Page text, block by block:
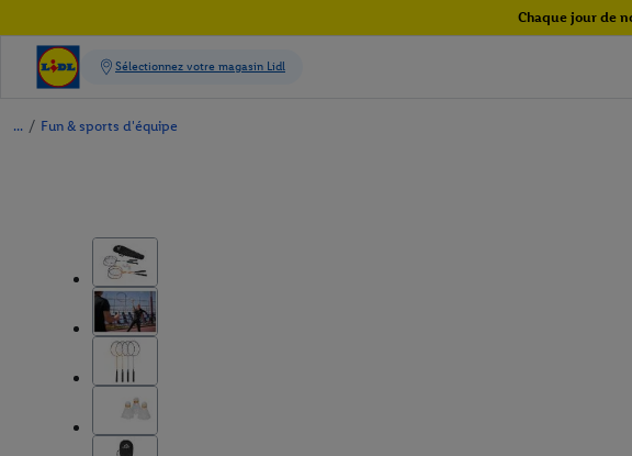
Chaque jour de
/ Fun & sports d'équipe